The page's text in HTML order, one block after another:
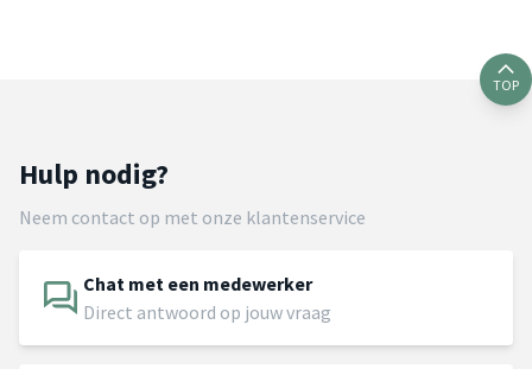
TOP
Hulp nodig?
Neem contact op met onze klantenservice
Chat met een medewerker
Direct antwoord op jouw vraag